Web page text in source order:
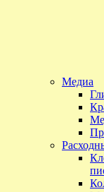
Медиа